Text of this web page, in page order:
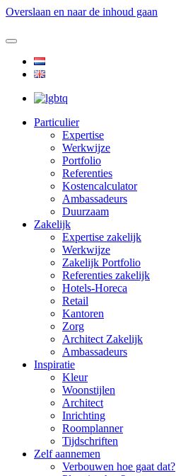
Overslaan en naar de inhoud gaan
Particulier
Expertise
Werkwijze
Portfolio
Referenties
Kostencalculator
Ambassadeurs
Duurzaam
Zakelijk
Expertise zakelijk
Werkwijze
Zakelijk Portfolio
Referenties zakelijk
Hotels-Horeca
Retail
Kantoren
Zorg
Architect Zakelijk
Ambassadeurs
Inspiratie
Kleur
Woonstijlen
Architect
Inrichting
Roomplanner
Tijdschriften
Zelf aannemen
Verbouwen hoe gaat dat?